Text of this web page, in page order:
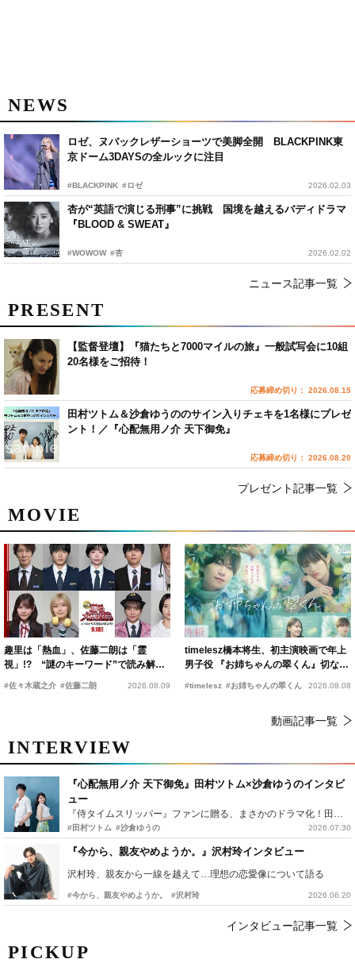
NEWS
ロゼ、ヌバックレザーショーツで美脚全開 BLACKPINK東
京ドーム3DAYSの全ルックに注目
#BLACKPINK #ロゼ 2026.02.03
杏が“英語で演じる刑事”に挑戦 国境を越えるバディドラマ
『BLOOD & SWEAT』
#WOWOW #杏 2026.02.02
ニュース記事一覧
PICKUP
MOVIE
趣里は「熱血」、佐藤二朗は「霊
視」!? “謎のキーワード”で読み解く
『踊る大捜査線 N.E.W.』新メンバー
#佐々木蔵之介 #佐藤二朗 2026.08.09
timelesz橋本将生、初主演映画で年上
男子役 『お姉ちゃんの翠くん』切ない
恋の幕開けを予感
#timelesz #お姉ちゃんの翠くん 2026.08.08
動画記事一覧
INTERVIEW
『心配無用ノ介 天下御免』田村ツトム×沙倉ゆうのインタビ
ュー
『侍タイムスリッパー』ファンに贈る、まさかのドラマ化！田村ツトム×沙倉ゆうのが語る『心配無用ノ介』撮影秘話
#田村ツトム #沙倉ゆうの 2026.07.30
『今から、親友やめようか。』沢村玲インタビュー
沢村玲、親友から一線を越えて…理想の恋愛像について語る
#今から、親友やめようか。 #沢村玲 2026.06.20
インタビュー記事一覧
PRESENT
【監督登壇】『猫たちと7000マイルの旅』一般試写会に10組
20名様をご招待！
応募締め切り： 2026.08.15
田村ツトム＆沙倉ゆうののサイン入りチェキを1名様にプレゼ
ント！／『心配無用ノ介 天下御免』
応募締め切り： 2026.08.20
プレゼント記事一覧